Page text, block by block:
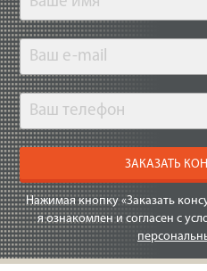
ЗАКАЗАТЬ
Нажимая кнопку «Заказать
я ознакомлен и согласен с